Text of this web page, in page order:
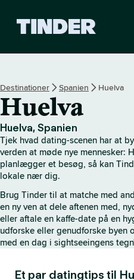
r
a
r
t
d
e
Destinationer Spanien Huelva
Huelva
Huelva, Spanien
Tjek hvad dating-scenen har at
verden at møde nye mennesker:
planlægger et besøg, så kan
lokale nær dig.
Brug Tinder til at matche med
en ny ven at dele aftenen med,
eller aftale en kaffe-date på en
udforske eller genudforske byen
med en dag i sightseeingens
Et par datingtips til